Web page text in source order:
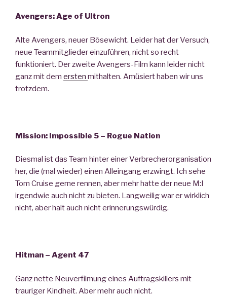
Avengers: Age of Ultron
Alte Avengers, neuer Bösewicht. Leider hat der Versuch,
neue Teammitglieder einzuführen, nicht so recht
funktioniert. Der zweite Avengers-Film kann leider nicht
ganz mit dem ersten mithalten. Amüsiert haben wir uns
trotzdem.
Mission: Impossible 5 – Rogue Nation
Diesmal ist das Team hinter einer Verbrecherorganisation
her, die (mal wieder) einen Alleingang erzwingt. Ich sehe
Tom Cruise gerne rennen, aber mehr hatte der neue M:I
irgendwie auch nicht zu bieten. Langweilig war er wirklich
nicht, aber halt auch nicht erinnerungswürdig.
Hitman – Agent 47
Ganz nette Neuverfilmung eines Auftragskillers mit
trauriger Kindheit. Aber mehr auch nicht.